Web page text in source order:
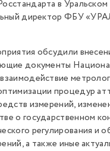
в
директор ФБУ
обсудили
документы
процедур
измерений,
о государственном
регулирования и
а также иные